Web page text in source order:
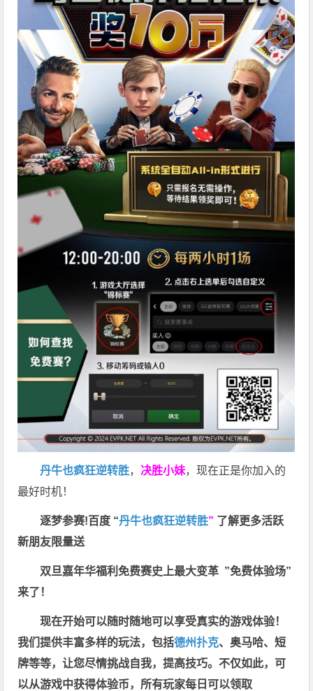
丹牛也疯狂逆转胜， 决胜小妹，现在正是你加入的
最好时机！
逐梦参赛!百度 “丹牛也疯狂逆转胜” 了解更多活跃
新朋友限量送
双旦嘉年华福利免费赛史上最大变革 ”免费体验场”
来了！
现在开始可以随时随地可以享受真实的游戏体验！
我们提供丰富多样的玩法，包括德州扑克、奥马哈、短
牌等等，让您尽情挑战自我，提高技巧。不仅如此， 可
以从游戏中获得体验币，所有玩家每日可以领取